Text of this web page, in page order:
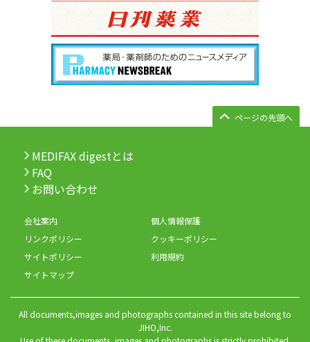
ページの先頭へ
MEDIFAX digestとは
FAQ
お問い合わせ
会社案内
個人情報保護
リンクポリシー
クッキーポリシー
サイトポリシー
利用規約
サイトマップ
All documents,images and photographs contained in this site belong to
JIHO,Inc.